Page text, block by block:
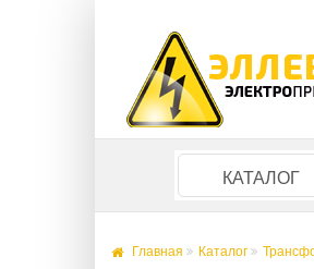
КАТАЛОГ
Главная Каталог